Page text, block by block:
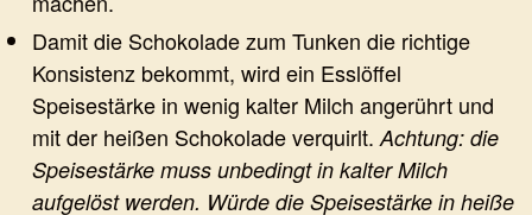
Damit die Schokolade zum Tunken die richtige
Konsistenz bekommt, wird ein Esslöffel
Speisestärke in wenig kalter Milch angerührt und
mit der heißen Schokolade verquirlt. Achtung: die
Speisestärke muss unbedingt in kalter Milch
aufgelöst werden. Würde die Speisestärke in heiße